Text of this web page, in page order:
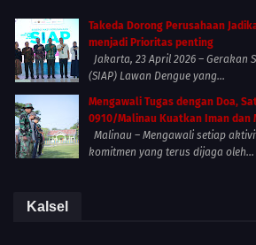
Takeda Dorong Perusahaan
menjadi Prioritas penting
Jakarta, 23 April 2026 – Gerakan
(SIAP) Lawan Dengue yang...
Mengawali Tugas dengan Doa,
0910/Malinau Kuatkan Iman dan
Malinau – Mengawali setiap
komitmen yang terus dijaga oleh...
Kalsel